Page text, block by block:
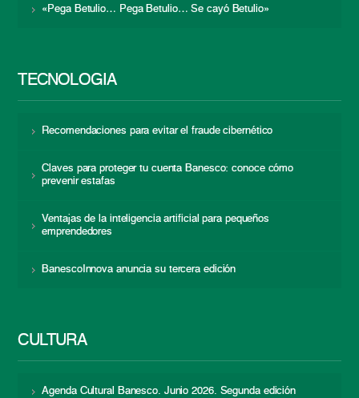
«Pega Betulio… Pega Betulio… Se cayó Betulio»
TECNOLOGÍA
Recomendaciones para evitar el fraude cibernético
Claves para proteger tu cuenta Banesco: conoce cómo
prevenir estafas
Ventajas de la inteligencia artificial para pequeños
emprendedores
BanescoInnova anuncia su tercera edición
CULTURA
Agenda Cultural Banesco. Junio 2026. Segunda edición